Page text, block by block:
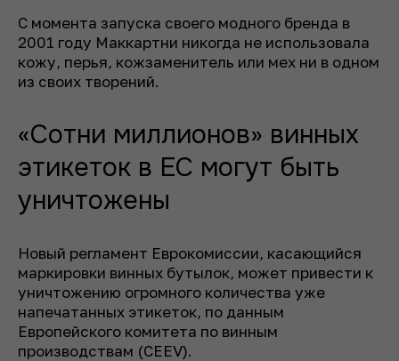
С момента запуска своего модного бренда в
2001 году Маккартни никогда не использовала
кожу, перья, кожзаменитель или мех ни в одном
из своих творений.
«Сотни миллионов» винных
этикеток в ЕС могут быть
уничтожены
Новый регламент Еврокомиссии, касающийся
маркировки винных бутылок, может привести к
уничтожению огромного количества уже
напечатанных этикеток, по данным
Европейского комитета по винным
производствам (CEEV).